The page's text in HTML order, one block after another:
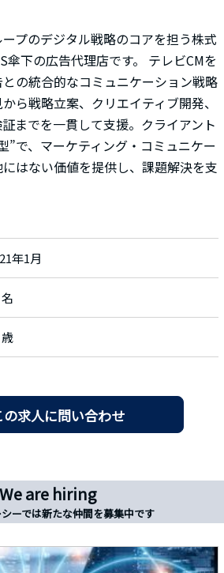
プのデジタル戦略のコアを担う株式
傘下の広告代理店です。 テレビCMを
の統合的なコミュニケーション戦略
ら戦略立案、クリエイティブ開発、
までを一貫して支援。クライアント
”で、マーケティング・コミュニケー
はない価値を提供し、課題解決を支
年1月
の求人に問い合わせ
We are hiring
ーでは新たな仲間を募集中です